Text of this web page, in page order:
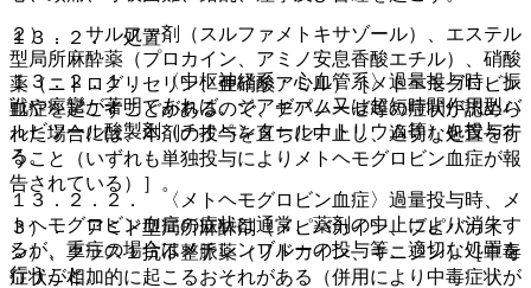
１３．２． 処置
１３．２．１． 〈中枢神経系・心血管系〉過量投与時、振
戦や痙攣が著明であれば、ジアゼパム又は超短時間作用型バ
ルビツール酸製剤（チオペンタールナトリウム等）を投与す
る。
１３．２．２． 〈メトヘモグロビン血症〉過量投与時、メ
トヘモグロビン血症の症状は通常、薬剤の中止により消失す
るが、重症の場合はメチレンブルーの投与等、適切な処置を
行うこと。
２）． サルファ剤（スルファメトキサゾール）、エステル
型局所麻酔薬（プロカイン、アミノ安息香酸エチル）、硝酸
薬（ニトログリセリン、亜硝酸アミル）［メトヘモグロビン
血症を起こすことがあるので、チアノーゼ等の症状が認めら
れた場合には、本剤の投与を直ちに中止し、適切な処置を行
うこと（いずれも単独投与によりメトヘモグロビン血症が報
告されている）］。
３）． アミド型局所麻酔剤（メピバカイン、ブピバカイ
ン）、クラス１抗不整脈薬（リドカイン、キニジン）［中毒
症状が相加的に起こるおそれがある（併用により中毒症状が